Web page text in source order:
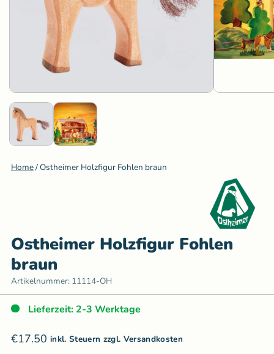
Home/Ostheimer Holzfigur Fohlen braun
Ostheimer Holzfigur Fohlen
braun
Artikelnummer: 11114-OH
Lieferzeit: 2-3 Werktage
€17.50 inkl. Steuern zzgl. Versandkosten